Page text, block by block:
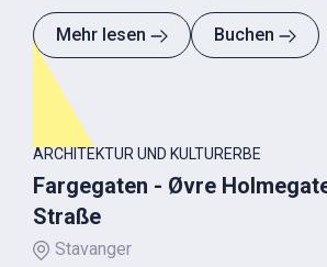
Mehr lesen Buchen
ARCHITEKTUR UND KULTURERBE
Fargegaten - Øvre
Straße
Stavanger